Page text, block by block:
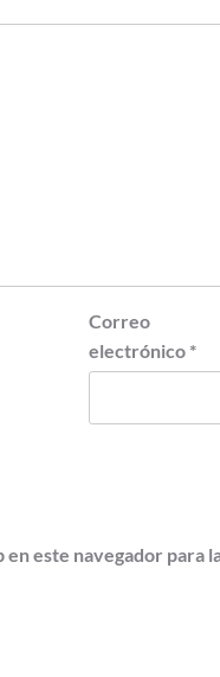
Correo
electrónico *
este navegador para